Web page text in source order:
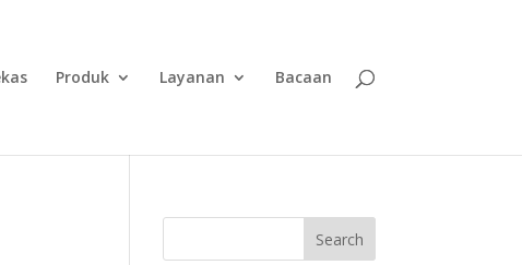
Produk Layanan Bacaan
Search